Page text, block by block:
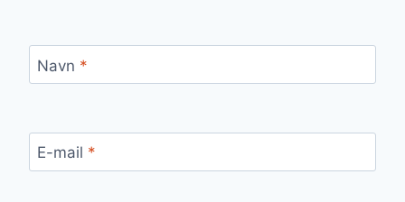
Navn *
E-mail *